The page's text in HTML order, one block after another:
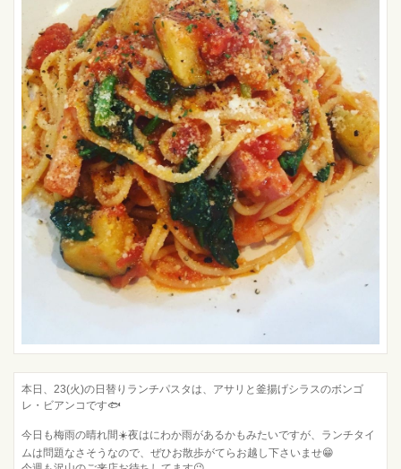
本日、23(火)の日替りランチパスタは、アサリと釜揚げシラスのボンゴ
レ・ビアンコです🐟
今日も梅雨の晴れ間☀️夜はにわか雨があるかもみたいですが、ランチタイ
ムは問題なさそうなので、ぜひお散歩がてらお越し下さいませ😁